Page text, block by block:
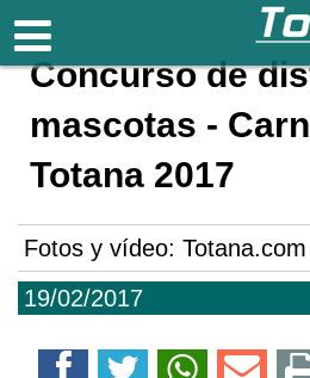
Totana.com
19/02/2017
Concurso de
mascotas -
Totana 2017
Fotos y vídeo: Totana.com